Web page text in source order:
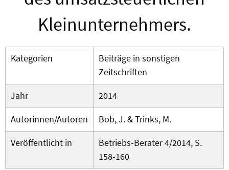
Kleinunternehmers.
Kategorien
Beiträge in sonstigen
Zeitschriften
Jahr
2014
Autorinnen/Autoren
Bob, J. & Trinks, M.
Veröffentlicht in
Betriebs-Berater 4/2014, S.
158-160